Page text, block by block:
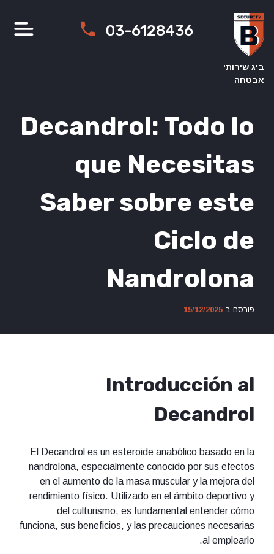
content
ביג שירותי
אבטחה
03-6128436
Decandrol: Todo lo
que Necesitas
Saber sobre este
Ciclo de
Nandrolona
פורסם ב 15/12/2025
Introducción al
Decandrol
El Decandrol es un esteroide anabólico basado en la
nandrolona, especialmente conocido por sus efectos
en el aumento de la masa muscular y la mejora del
rendimiento físico. Utilizado en el ámbito deportivo y
del culturismo, es fundamental entender cómo
funciona, sus beneficios, y las precauciones necesarias
al emplearlo.